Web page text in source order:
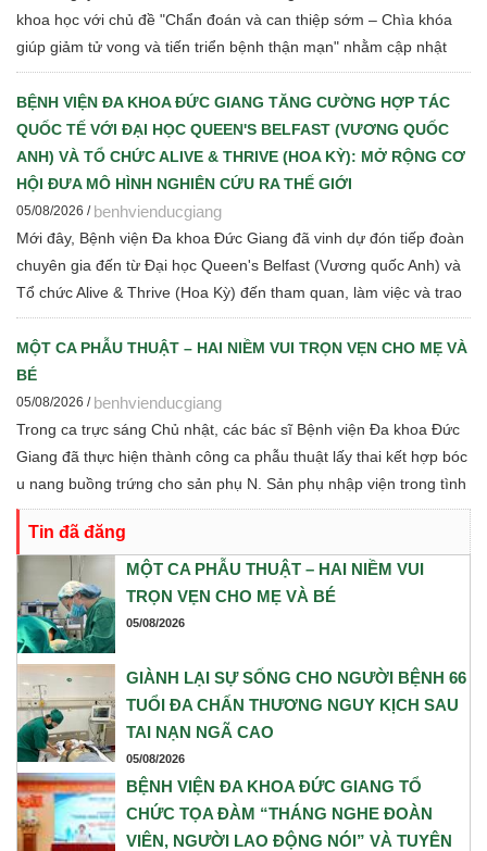
khoa học với chủ đề "Chẩn đoán và can thiệp sớm – Chìa khóa
giúp giảm tử vong và tiến triển bệnh thận mạn" nhằm cập nhật
những tiến bộ mới trong chẩn đoán, điều trị và quản lý bệnh thận
mạn cho đội ngũ cán bộ y tế.
BỆNH VIỆN ĐA KHOA ĐỨC GIANG TĂNG CƯỜNG HỢP TÁC
QUỐC TẾ VỚI ĐẠI HỌC QUEEN'S BELFAST (VƯƠNG QUỐC
ANH) VÀ TỔ CHỨC ALIVE & THRIVE (HOA KỲ): MỞ RỘNG CƠ
HỘI ĐƯA MÔ HÌNH NGHIÊN CỨU RA THẾ GIỚI
05/08/2026 / benhvienducgiang
Mới đây, Bệnh viện Đa khoa Đức Giang đã vinh dự đón tiếp đoàn
chuyên gia đến từ Đại học Queen's Belfast (Vương quốc Anh) và
Tổ chức Alive & Thrive (Hoa Kỳ) đến tham quan, làm việc và trao
đổi chuyên môn về dinh dưỡng bà mẹ - trẻ em, phát triển Ngân
hàng sữa mẹ, vi sinh, phân tích y sinh, đồng thời thảo luận các
định hướng hợp tác nghiên cứu khoa học và chuyển giao tri thức
trong thời gian tới.
MỘT CA PHẪU THUẬT – HAI NIỀM VUI TRỌN VẸN CHO MẸ VÀ
BÉ
05/08/2026 / benhvienducgiang
Trong ca trực sáng Chủ nhật, các bác sĩ Bệnh viện Đa khoa Đức
Giang đã thực hiện thành công ca phẫu thuật lấy thai kết hợp bóc
u nang buồng trứng cho sản phụ N. Sản phụ nhập viện trong tình
trạng chuyển dạ con so, ngôi ngược, kèm theo khối u nang buồng
trứng phải. Trước những yếu tố nguy cơ, ê-kíp Khoa Sản và Khoa
Gây mê Hồi sức đã phối hợp chặt chẽ, xây dựng phương án phẫu
thuật tối ưu nhằm đảm bảo an toàn cao nhất cho cả mẹ và bé.
Tin đã đăng
MỘT CA PHẪU THUẬT – HAI NIỀM VUI
TRỌN VẸN CHO MẸ VÀ BÉ
05/08/2026
GIÀNH LẠI SỰ SỐNG CHO NGƯỜI BỆNH 66
TUỔI ĐA CHẤN THƯƠNG NGUY KỊCH SAU
TAI NẠN NGÃ CAO
05/08/2026
BỆNH VIỆN ĐA KHOA ĐỨC GIANG TỔ
CHỨC TỌA ĐÀM “THÁNG NGHE ĐOÀN
VIÊN, NGƯỜI LAO ĐỘNG NÓI” VÀ TUYÊN